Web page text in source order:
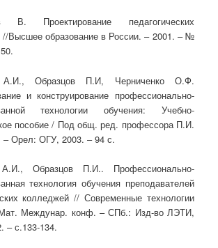
В. Проектирование педагогических
//Высшее образование в России. – 2001. – №
А.И., Образцов П.И, Черниченко О.Ф.
и конструирование профессионально-
технологии обучения: Учебно-
пособие / Под общ. ред. профессора П.И.
– Орел: ОГУ, 2003. – 94 с.
А.И., Образцов П.И.. Профессионально-
технология обучения преподавателей
колледжей // Современные технологии
Междунар. конф. – СПб.: Изд-во ЛЭТИ,
– с.133-134.